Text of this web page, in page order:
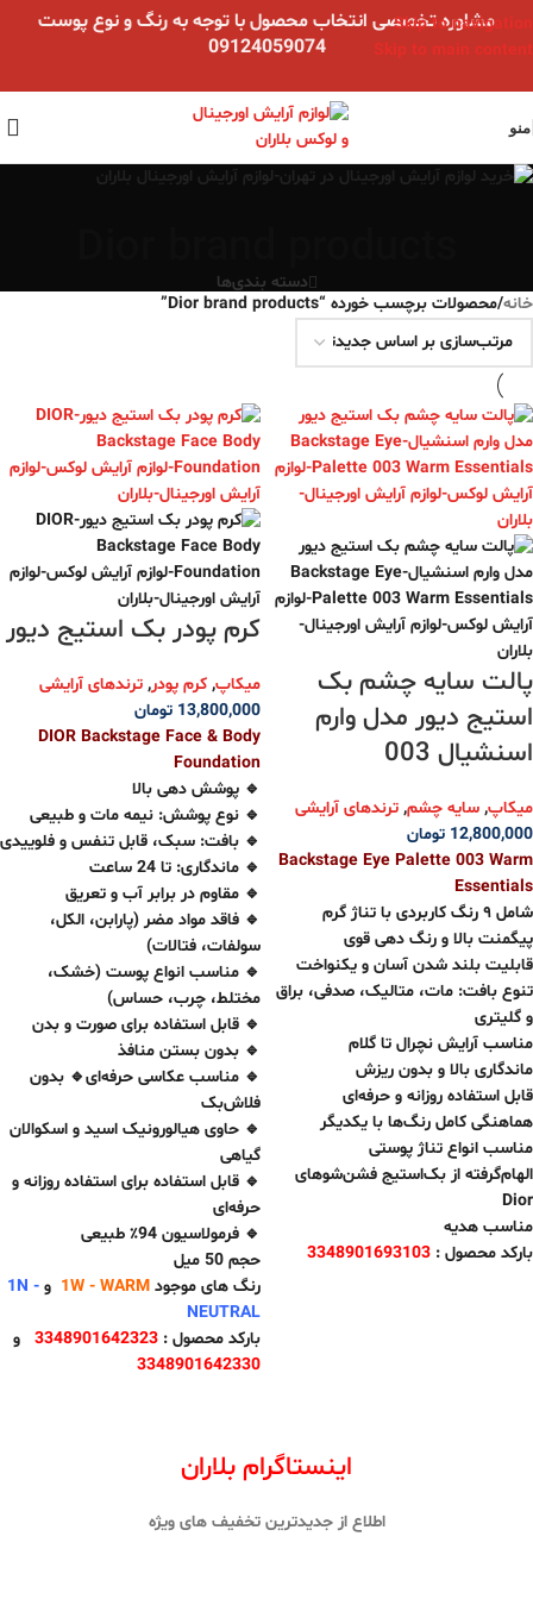
Skip to navigation
Skip to main content
مشاوره تخصصی انتخاب محصول با توجه به رنگ و نوع پوست
09124059074
منو
دسته بندی‌ها
خانه/محصولات برچسب خورده “Dior brand products”
پالت سایه چشم بک
استیج دیور مدل وارم
اسنشیال 003
میکاپ, سایه چشم, ترندهای آرایشی
12,800,000 تومان
Backstage Eye Palette 003 Warm
Essentials
شامل ۹ رنگ کاربردی با تناژ گرم
پیگمنت بالا و رنگ ‌دهی قوی
قابلیت بلند شدن آسان و یکنواخت
تنوع بافت: مات، متالیک، صدفی، براق
و گلیتری
مناسب آرایش نچرال تا گلام
ماندگاری بالا و بدون ریزش
قابل استفاده روزانه و حرفه‌ای
هماهنگی کامل رنگ‌ها با یکدیگر
مناسب انواع تناژ پوستی
الهام‌گرفته از بک‌استیج فشن‌شوهای
Dior
مناسب هدیه
بارکد محصول : 3348901693103
کرم پودر بک استیج دیور
میکاپ, کرم پودر, ترندهای آرایشی
13,800,000 تومان
DIOR Backstage Face & Body
Foundation
🔹 پوشش دهی بالا
🔹 نوع پوشش: نیمه ‌مات و طبیعی
🔹 بافت: سبک، قابل تنفس و فلوییدی
🔹 ماندگاری: تا 24 ساعت
🔹 مقاوم در برابر آب و تعریق
🔹 فاقد مواد مضر (پارابن، الکل،
سولفات، فتالات)
🔹 مناسب انواع پوست (خشک،
مختلط، چرب، حساس)
🔹 قابل استفاده برای صورت و بدن
🔹 بدون بستن منافذ
🔹 مناسب عکاسی حرفه‌ای🔹 بدون
فلاش‌بک
🔹 حاوی هیالورونیک اسید و اسکوالان
گیاهی
🔹 قابل استفاده برای استفاده روزانه و
حرفه‌ای
🔹 فرمولاسیون 94٪ طبیعی
حجم 50 میل
رنگ های موجود
و 1N -
NEUTRAL
بارکد محصول : 3348901642323
و
3348901642330
اینستاگرام بلاران
اطلاع از جدیدترین تخفیف های ویژه